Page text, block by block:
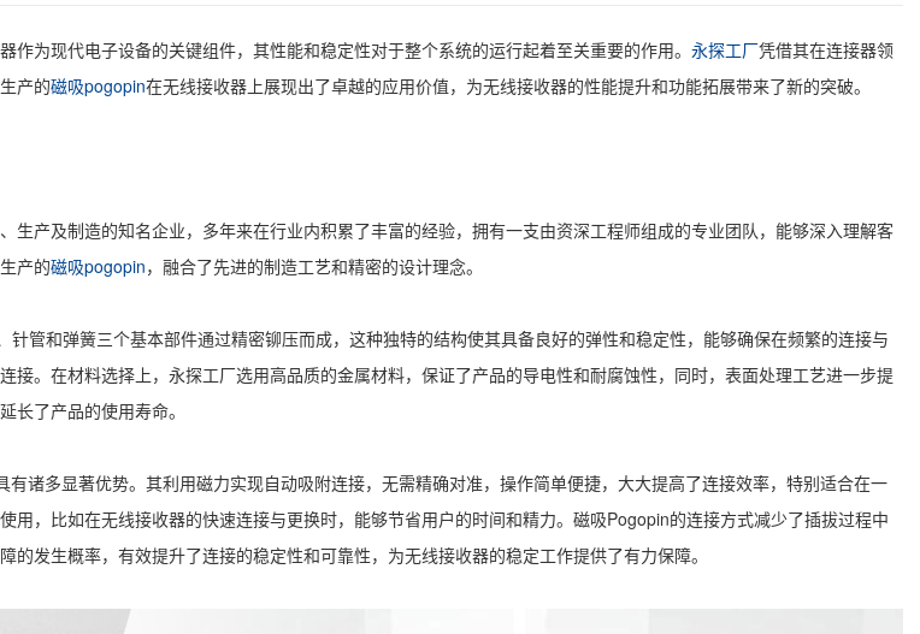
作为现代电子设备的关键组件，其性能和稳定性对于整个系统的运行起着至关重要的作用。 永探工厂凭借其在连接器领
产的磁吸pogopin在无线接收器上展现出了卓越的应用价值，为无线接收器的性能提升和功能拓展带来了新的突破。
生产及制造的知名企业，多年来在行业内积累了丰富的经验，拥有一支由资深工程师组成的专业团队，能够深入理解客
产的磁吸pogopin，融合了先进的制造工艺和精密的设计理念。
针管和弹簧三个基本部件通过精密铆压而成，这种独特的结构使其具备良好的弹性和稳定性，能够确保在频繁的连接与
接。在材料选择上，永探工厂选用高品质的金属材料，保证了产品的导电性和耐腐蚀性，同时，表面处理工艺进一步提
长了产品的使用寿命。
有诸多显著优势。其利用磁力实现自动吸附连接，无需精确对准，操作简单便捷，大大提高了连接效率，特别适合在一
用，比如在无线接收器的快速连接与更换时，能够节省用户的时间和精力。磁吸Pogopin的连接方式减少了插拔过程中
的发生概率，有效提升了连接的稳定性和可靠性，为无线接收器的稳定工作提供了有力保障。